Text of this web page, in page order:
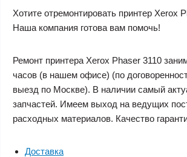
Хотите отремонтировать принтер Xerox
Наша компания готова вам помочь!
Ремонт принтера Xerox Phaser 3110
часов (в нашем офисе) (по
выезд по Москве). В наличии самый
запчастей. Имеем выход на ведущих
расходных материалов. Качество
Доставка